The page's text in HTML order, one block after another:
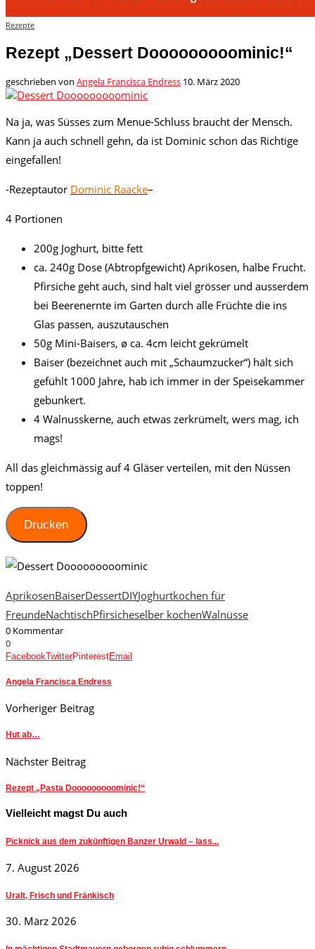
Rezepte
Rezept „Dessert Dooooooooominic!“
geschrieben von Angela Francisca Endress 10. März 2020
Na ja, was Süsses zum Menue-Schluss braucht der Mensch.
Kann ja auch schnell gehn, da ist Dominic schon das Richtige
eingefallen!
-Rezeptautor Dominic Raacke–
4 Portionen
200g Joghurt, bitte fett
ca. 240g Dose (Abtropfgewicht) Aprikosen, halbe Frucht.
Pfirsiche geht auch, sind halt viel grösser und ausserdem
bei Beerenernte im Garten durch alle Früchte die ins
Glas passen, auszutauschen
50g Mini-Baisers, ø ca. 4cm leicht gekrümelt
Baiser (bezeichnet auch mit „Schaumzucker“) hält sich
gefühlt 1000 Jahre, hab ich immer in der Speisekammer
gebunkert.
4 Walnusskerne, auch etwas zerkrümelt, wers mag, ich
mags!
All das gleichmässig auf 4 Gläser verteilen, mit den Nüssen
toppen!
Drucken
AprikosenBaiserDessertDIYJoghurtkochen für
FreundeNachtischPfirsicheselber kochenWalnüsse
0 Kommentar
0
FacebookTwitterPinterestEmail
Angela Francisca Endress
Vorheriger Beitrag
Hut ab…
Nächster Beitrag
Rezept „Pasta Dooooooooominic!“
Vielleicht magst Du auch
Picknick aus dem zukünftigen Banzer Urwald – lass...
7. August 2026
Uralt, Frisch und Fränkisch
30. März 2026